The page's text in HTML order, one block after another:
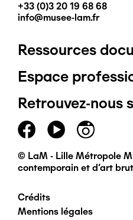
+33 (0)3 20 19 68 68
info@musee-lam.fr
Pied
de
page
principal
Ressources
Espace
Retrouvez-nous
© LaM - Lille Métropole
contemporain et d'art
Pied
Crédits
Mentions légales